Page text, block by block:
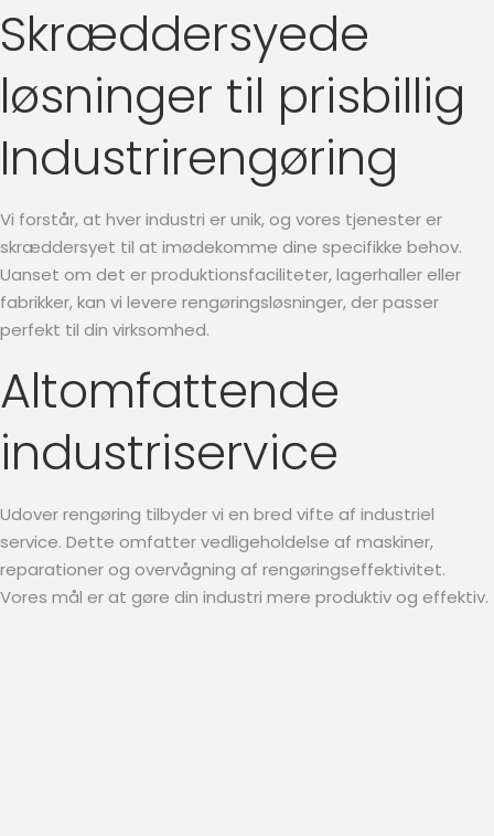
Skræddersyede
løsninger til prisbillig
Industrirengøring
Vi forstår, at hver industri er unik, og vores tjenester er
skræddersyet til at imødekomme dine specifikke behov.
Uanset om det er produktionsfaciliteter, lagerhaller eller
fabrikker, kan vi levere rengøringsløsninger, der passer
perfekt til din virksomhed.
Altomfattende
industriservice
Udover rengøring tilbyder vi en bred vifte af industriel
service. Dette omfatter vedligeholdelse af maskiner,
reparationer og overvågning af rengøringseffektivitet.
Vores mål er at gøre din industri mere produktiv og effektiv.